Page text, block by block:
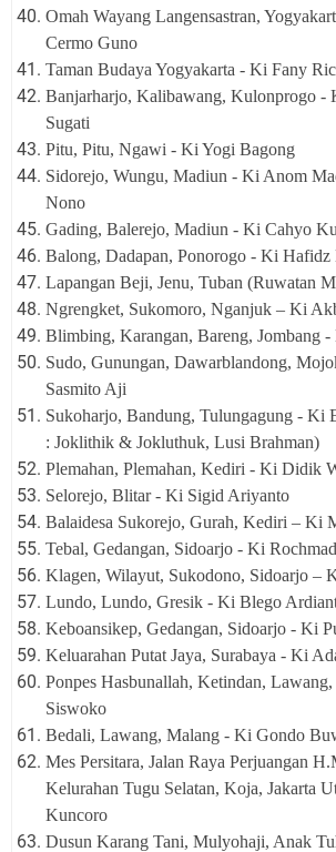
Omah Wayang Langensastran,
Cermo Guno
Taman Budaya Yogyakarta - Ki Fany
Banjarharjo, Kalibawang, Kulonprogo -
Sugati
Pitu, Pitu, Ngawi - Ki Yogi Bagong
Sidorejo, Wungu, Madiun - Ki Anom
Nono
Gading, Balerejo, Madiun - Ki Cahyo
Balong, Dadapan, Ponorogo - Ki Hafidz
Lapangan Beji, Jenu, Tuban (Ruwatan
Ngrengket, Sukomoro, Nganjuk – Ki
Blimbing, Karangan, Bareng, Jombang
Sudo, Gunungan, Dawarblandong,
Sasmito Aji
Sukoharjo, Bandung, Tulungagung - Ki
: Joklithik & Jokluthuk, Lusi Brahman)
Plemahan, Plemahan, Kediri - Ki Didik
Selorejo, Blitar - Ki Sigid Ariyanto
Balaidesa Sukorejo, Gurah, Kediri – Ki
Tebal, Gedangan, Sidoarjo - Ki
Klagen, Wilayut, Sukodono, Sidoarjo –
Lundo, Lundo, Gresik - Ki Blego
Keboansikep, Gedangan, Sidoarjo - Ki
Keluarahan Putat Jaya, Surabaya - Ki
Ponpes Hasbunallah, Ketindan,
Siswoko
Bedali, Lawang, Malang - Ki Gondo
Mes Persitara, Jalan Raya Perjuangan
Kelurahan Tugu Selatan, Koja, Jakarta
Kuncoro
Dusun Karang Tani, Mulyohaji, Anak